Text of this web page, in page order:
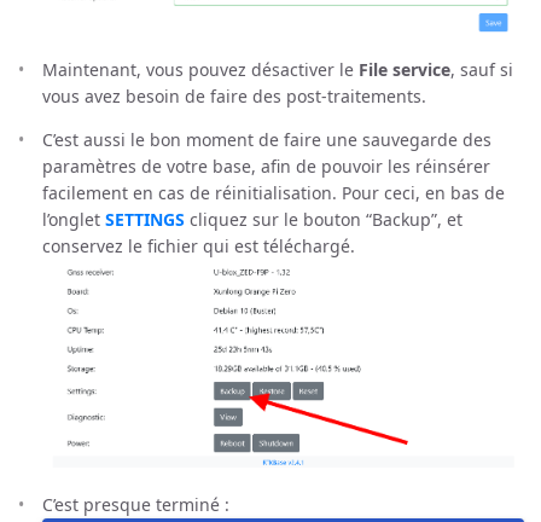
Maintenant, vous pouvez désactiver le File service, sauf si
vous avez besoin de faire des post-traitements.
C’est aussi le bon moment de faire une sauvegarde des
paramètres de votre base, afin de pouvoir les réinsérer
facilement en cas de réinitialisation. Pour ceci, en bas de
l’onglet SETTINGS cliquez sur le bouton “Backup”, et
conservez le fichier qui est téléchargé.
C’est presque terminé :